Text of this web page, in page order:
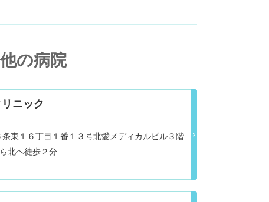
の病院
ニック
東１６丁目１番１３号北愛メディカルビル３階
北ヘ徒歩２分